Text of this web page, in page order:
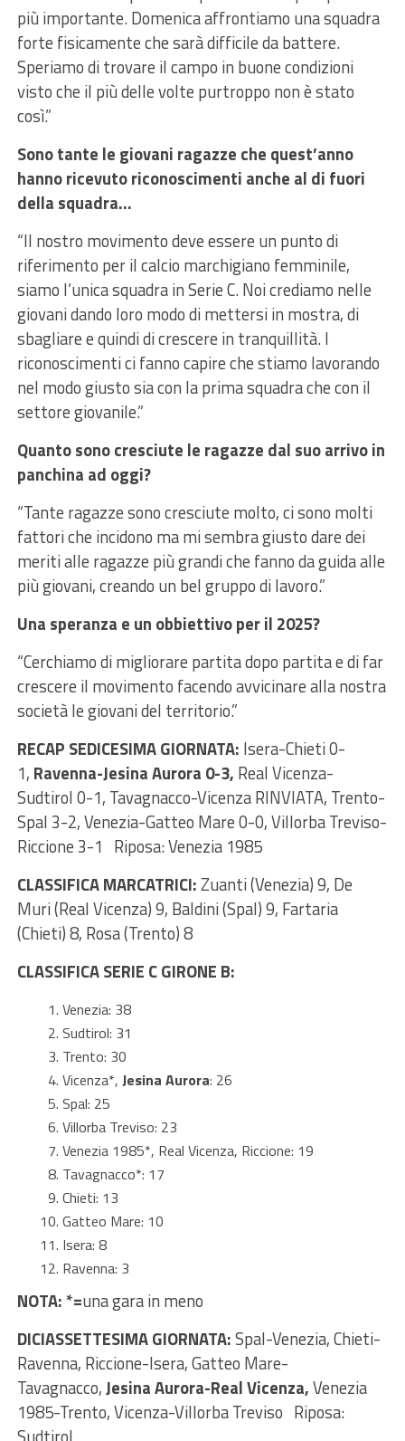
più importante. Domenica affrontiamo una squadra
forte fisicamente che sarà difficile da battere.
Speriamo di trovare il campo in buone condizioni
visto che il più delle volte purtroppo non è stato
così.”
Sono tante le giovani ragazze che quest’anno
hanno ricevuto riconoscimenti anche al di fuori
della squadra…
“Il nostro movimento deve essere un punto di
riferimento per il calcio marchigiano femminile,
siamo l’unica squadra in Serie C. Noi crediamo nelle
giovani dando loro modo di mettersi in mostra, di
sbagliare e quindi di crescere in tranquillità. I
riconoscimenti ci fanno capire che stiamo lavorando
nel modo giusto sia con la prima squadra che con il
settore giovanile.”
Quanto sono cresciute le ragazze dal suo arrivo in
panchina ad oggi?
“Tante ragazze sono cresciute molto, ci sono molti
fattori che incidono ma mi sembra giusto dare dei
meriti alle ragazze più grandi che fanno da guida alle
più giovani, creando un bel gruppo di lavoro.”
Una speranza e un obbiettivo per il 2025?
“Cerchiamo di migliorare partita dopo partita e di far
crescere il movimento facendo avvicinare alla nostra
società le giovani del territorio.”
RECAP SEDICESIMA GIORNATA: Isera-Chieti 0-
1, Ravenna-Jesina Aurora 0-3, Real Vicenza-
Sudtirol 0-1, Tavagnacco-Vicenza RINVIATA, Trento-
Spal 3-2, Venezia-Gatteo Mare 0-0, Villorba Treviso-
Riccione 3-1 Riposa: Venezia 1985
CLASSIFICA MARCATRICI:Zuanti (Venezia) 9, De
Muri (Real Vicenza) 9, Baldini (Spal) 9, Fartaria
(Chieti) 8, Rosa (Trento) 8
CLASSIFICA SERIE C GIRONE B:
Venezia: 38
Sudtirol: 31
Trento: 30
Vicenza*, Jesina Aurora: 26
Spal: 25
Villorba Treviso: 23
Venezia 1985*, Real Vicenza, Riccione: 19
Tavagnacco*: 17
Chieti: 13
Gatteo Mare: 10
Isera: 8
Ravenna: 3
NOTA: *=una gara in meno
DICIASSETTESIMA GIORNATA:Spal-Venezia, Chieti-
Ravenna, Riccione-Isera, Gatteo Mare-
Tavagnacco,Jesina Aurora-Real Vicenza,Venezia
1985-Trento, Vicenza-Villorba Treviso Riposa: